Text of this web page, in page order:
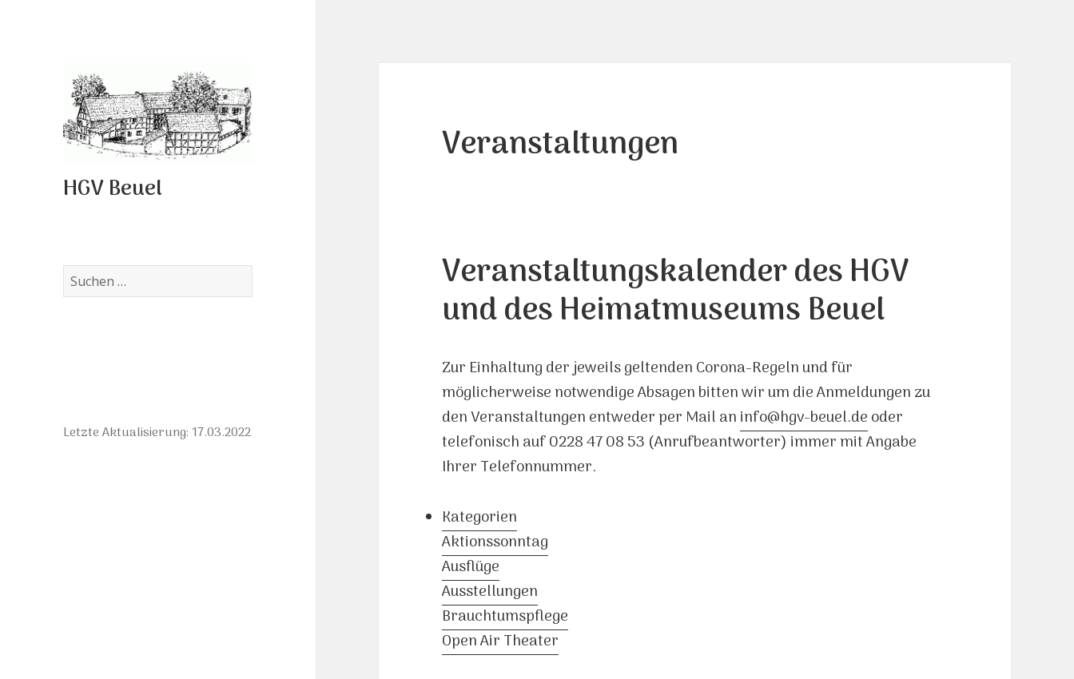
HGV Beuel
Suchen
nach:
Letzte Aktualisierung: 17.03.2022
Veranstaltungen
Veranstaltungskalender des HGV
und des Heimatmuseums Beuel
Zur Einhaltung der jeweils geltenden Corona-Regeln und für
möglicherweise notwendige Absagen bitten wir um die Anmeldungen zu
den Veranstaltungen entweder per Mail aninfo@hgv-beuel.deoder
telefonisch auf 0228 47 08 53 (Anrufbeantworter) immer mit Angabe
Ihrer Telefonnummer.
Kategorien
Aktionssonntag
Ausflüge
Ausstellungen
Brauchtumspflege
Open Air Theater